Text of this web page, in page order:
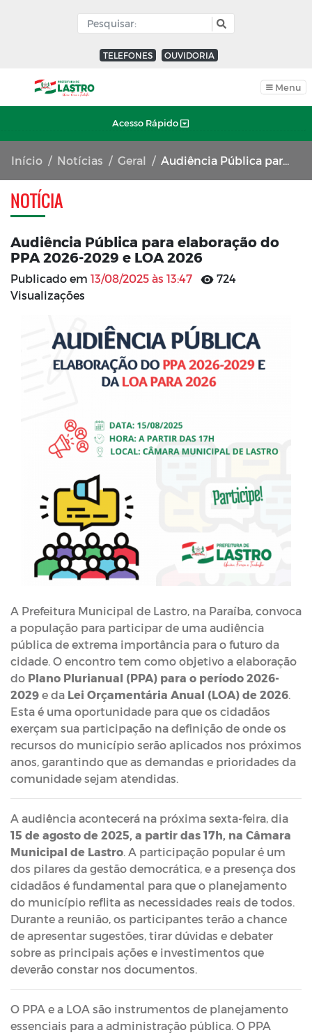
TELEFONES OUVIDORIA
Menu
Acesso Rápido
Início Notícias Geral Audiência Pública para elaboração do PPA 2026-2029 e LOA 2026
NOTÍCIA
Audiência Pública para elaboração do
PPA 2026-2029 e LOA 2026
Publicado em 13/08/2025 às 13:47
724
Visualizações
A Prefeitura Municipal de Lastro, na Paraíba, convoca
a população para participar de uma audiência
pública de extrema importância para o futuro da
cidade. O encontro tem como objetivo a elaboração
do Plano Plurianual (PPA) para o período 2026-
2029 e da Lei Orçamentária Anual (LOA) de 2026.
Esta é uma oportunidade para que os cidadãos
exerçam sua participação na definição de onde os
recursos do município serão aplicados nos próximos
anos, garantindo que as demandas e prioridades da
comunidade sejam atendidas.
A audiência acontecerá na próxima sexta-feira, dia
15 de agosto de 2025, a partir das 17h, na Câmara
Municipal de Lastro. A participação popular é um
dos pilares da gestão democrática, e a presença dos
cidadãos é fundamental para que o planejamento
do município reflita as necessidades reais de todos.
Durante a reunião, os participantes terão a chance
de apresentar sugestões, tirar dúvidas e debater
sobre as principais ações e investimentos que
deverão constar nos documentos.
O PPA e a LOA são instrumentos de planejamento
essenciais para a administração pública. O PPA